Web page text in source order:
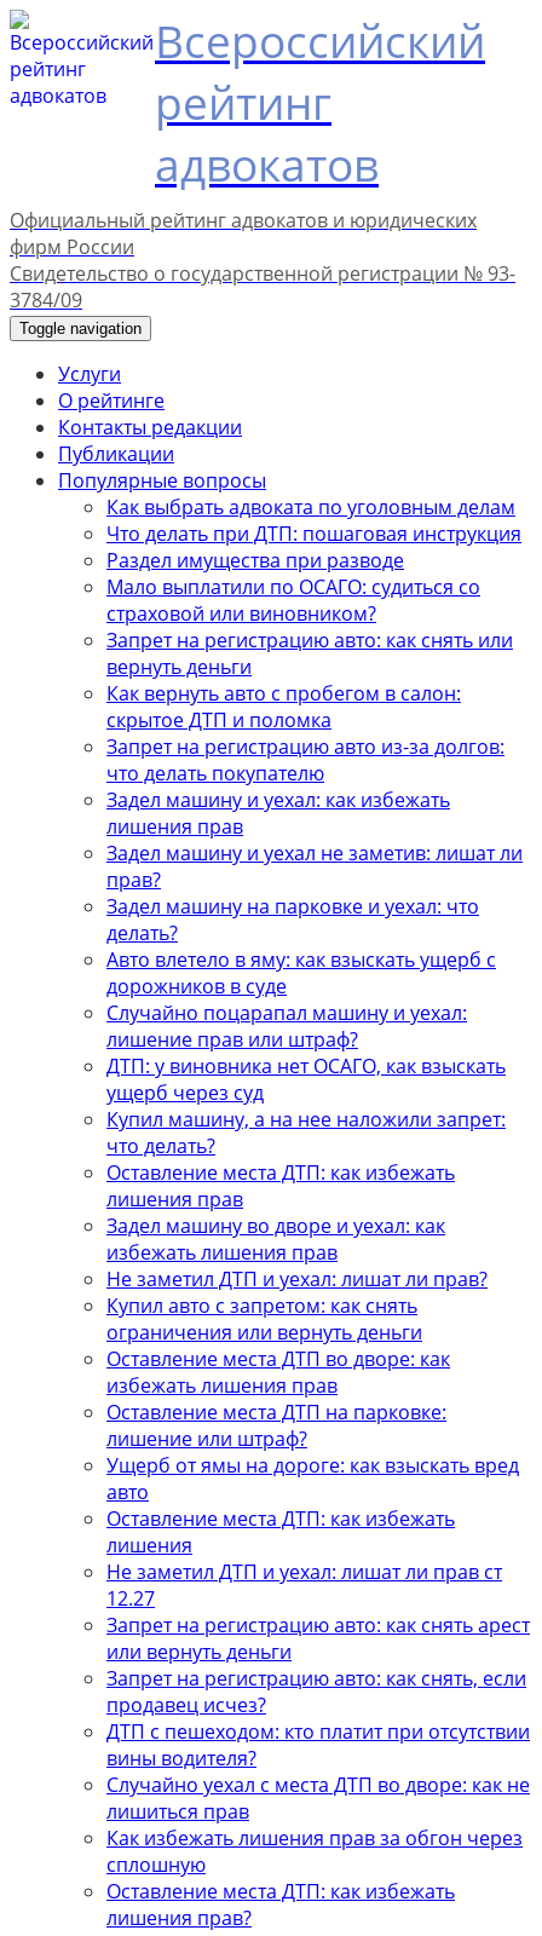
Всероссийский
рейтинг
адвокатов
Официальный рейтинг адвокатов и юридических
фирм России
Свидетельство о государственной регистрации № 93-
3784/09
Toggle navigation
Услуги
О рейтинге
Контакты редакции
Публикации
Популярные вопросы
Как выбрать адвоката по уголовным делам
Что делать при ДТП: пошаговая инструкция
Раздел имущества при разводе
Мало выплатили по ОСАГО: судиться со
страховой или виновником?
Запрет на регистрацию авто: как снять или
вернуть деньги
Как вернуть авто с пробегом в салон:
скрытое ДТП и поломка
Запрет на регистрацию авто из-за долгов:
что делать покупателю
Задел машину и уехал: как избежать
лишения прав
Задел машину и уехал не заметив: лишат ли
прав?
Задел машину на парковке и уехал: что
делать?
Авто влетело в яму: как взыскать ущерб с
дорожников в суде
Случайно поцарапал машину и уехал:
лишение прав или штраф?
ДТП: у виновника нет ОСАГО, как взыскать
ущерб через суд
Купил машину, а на нее наложили запрет:
что делать?
Оставление места ДТП: как избежать
лишения прав
Задел машину во дворе и уехал: как
избежать лишения прав
Не заметил ДТП и уехал: лишат ли прав?
Купил авто с запретом: как снять
ограничения или вернуть деньги
Оставление места ДТП во дворе: как
избежать лишения прав
Оставление места ДТП на парковке:
лишение или штраф?
Ущерб от ямы на дороге: как взыскать вред
авто
Оставление места ДТП: как избежать
лишения
Не заметил ДТП и уехал: лишат ли прав ст
12.27
Запрет на регистрацию авто: как снять арест
или вернуть деньги
Запрет на регистрацию авто: как снять, если
продавец исчез?
ДТП с пешеходом: кто платит при отсутствии
вины водителя?
Случайно уехал с места ДТП во дворе: как не
лишиться прав
Как избежать лишения прав за обгон через
сплошную
Оставление места ДТП: как избежать
лишения прав?